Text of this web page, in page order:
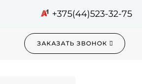
+375(44)523-32-75
ЗАКАЗАТЬ ЗВОНОК